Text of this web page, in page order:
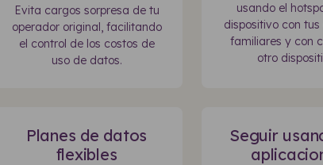
Evita cargos sorpresa de tu
operador original, facilitando
el control de los costos de
uso de datos.
usando el
dispositivo con
familiares y con
otro
Planes de datos
flexibles
Seguir